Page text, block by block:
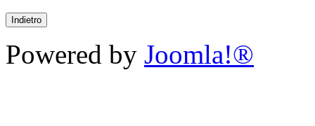
Powered by Joomla!®